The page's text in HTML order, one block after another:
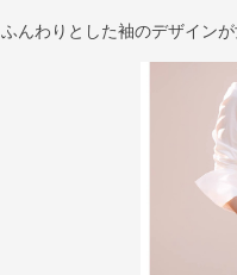
ふんわりとした袖のデザイン